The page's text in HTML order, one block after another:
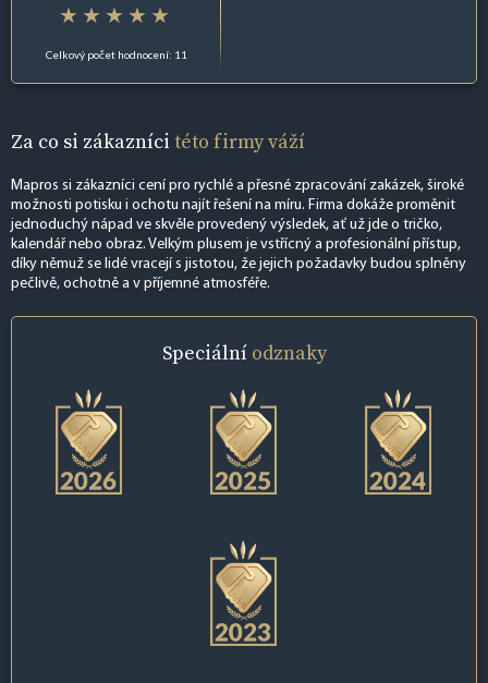
Celkový počet hodnocení: 11
Za co si zákazníci této firmy váží
Mapros si zákazníci cení pro rychlé a přesné zpracování zakázek, široké
možnosti potisku i ochotu najít řešení na míru. Firma dokáže proměnit
jednoduchý nápad ve skvěle provedený výsledek, ať už jde o tričko,
kalendář nebo obraz. Velkým plusem je vstřícný a profesionální přístup,
díky němuž se lidé vracejí s jistotou, že jejich požadavky budou splněny
pečlivě, ochotně a v příjemné atmosféře.
Speciální odznaky